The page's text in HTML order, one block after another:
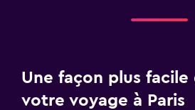
Une façon plus facile
votre voyage à Paris